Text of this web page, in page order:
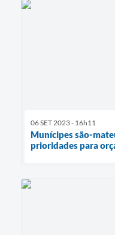
06 SET 2023 - 16h11
Munícipes são-
prioridades para